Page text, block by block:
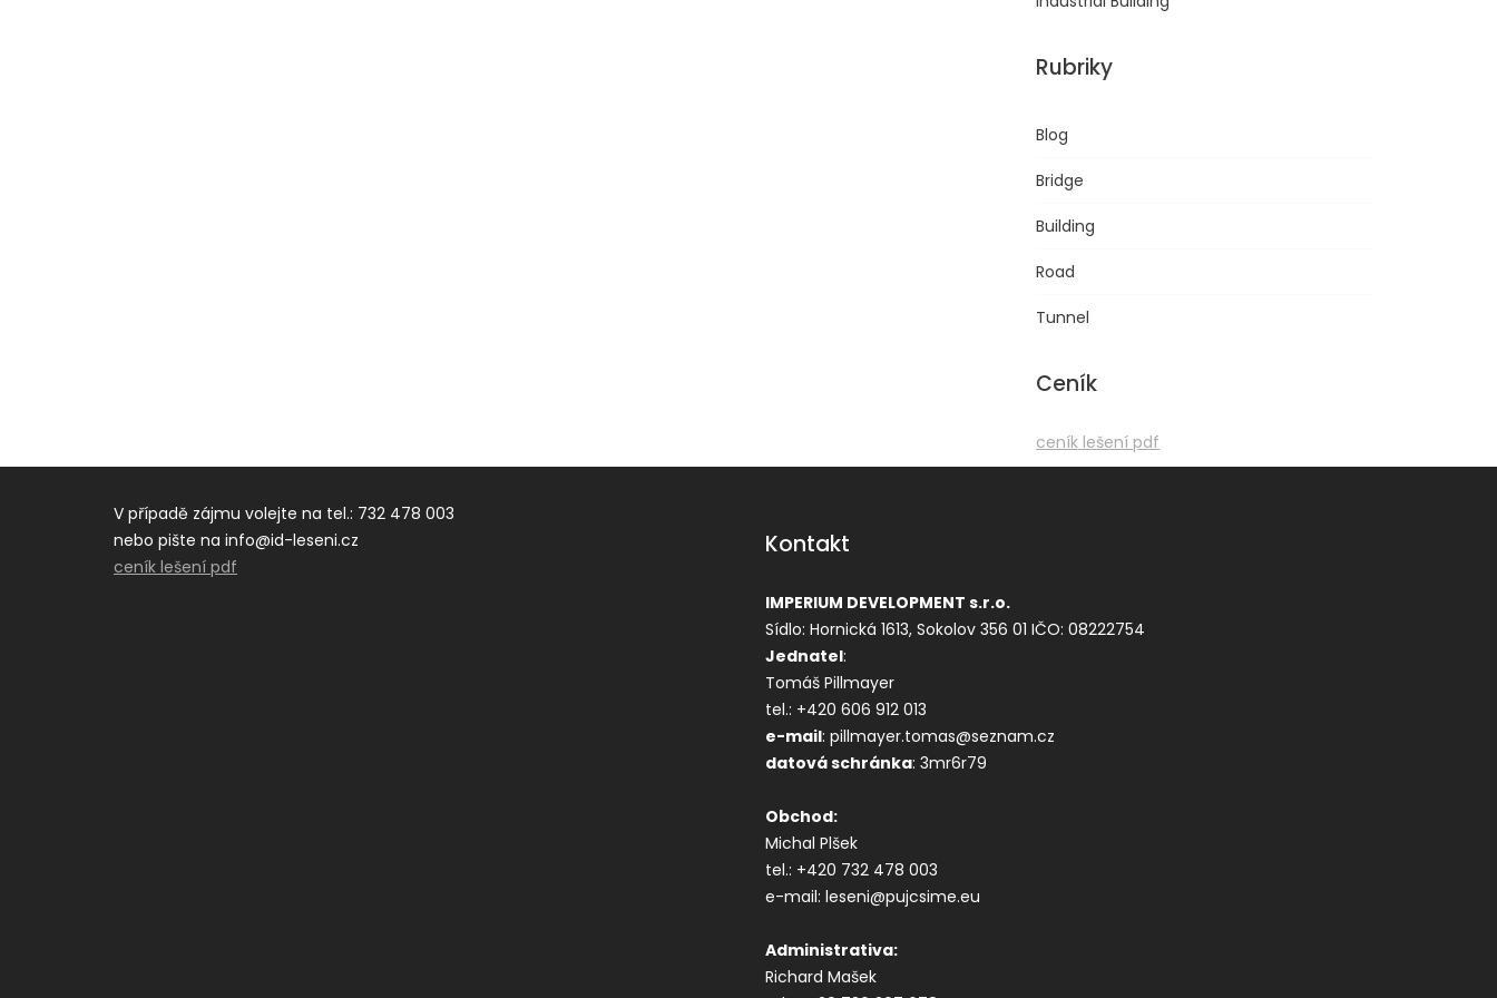
Rubriky
Blog
Bridge
Building
Road
Tunnel
Ceník
ceník lešení pdf
V případě zájmu volejte na tel.: 732 478 003
nebo pište na info@id-leseni.cz
ceník lešení pdf
Kontakt
IMPERIUM DEVELOPMENT s.r.o.
Sídlo: Hornická 1613, Sokolov 356 01 IČO: 08222754
Jednatel:
Tomáš Pillmayer
tel.: +420 606 912 013
e-mail: pillmayer.tomas@seznam.cz
datová schránka: 3mr6r79
Obchod:
Michal Plšek
tel.: +420 732 478 003
e-mail: leseni@pujcsime.eu
Administrativa:
Richard Mašek